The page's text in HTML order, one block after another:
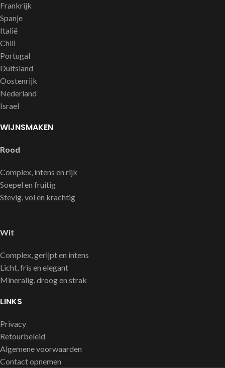
Frankrijk
Spanje
Italië
Chili
Portugal
Duitsland
Oostenrijk
Nederland
Israel
WIJNSMAKEN
Rood
Complex, intens en rijk
Soepel en fruitig
Stevig, vol en krachtig
Wit
Complex, gerijpt en intens
Licht, fris en elegant
Mineralig, droog en strak
LINKS
Privacy
Retourbeleid
Algemene voorwaarden
Contact opnemen